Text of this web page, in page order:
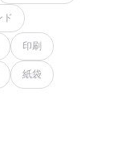
ド
印刷
紙袋